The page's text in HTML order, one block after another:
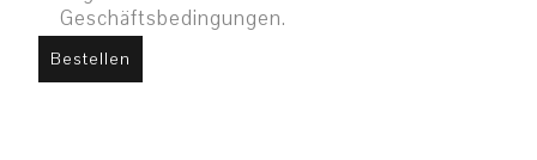
Geschäftsbedingungen.